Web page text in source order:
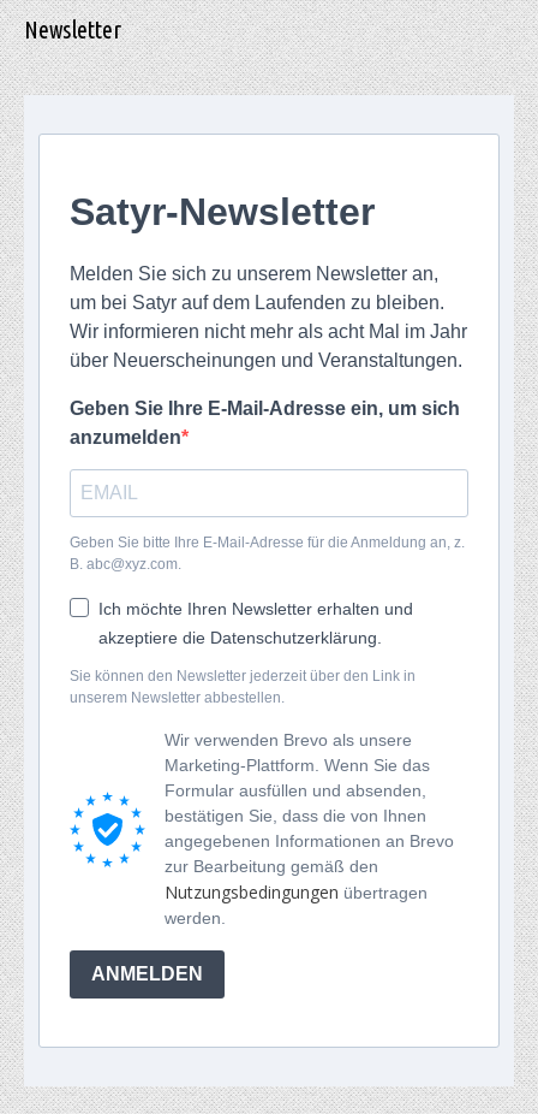
Newsletter
Satyr-Newsletter
Melden Sie sich zu unserem Newsletter an,
um bei Satyr auf dem Laufenden zu bleiben.
Wir informieren nicht mehr als acht Mal im Jahr
über Neuerscheinungen und Veranstaltungen.
Geben Sie Ihre E-Mail-Adresse ein, um sich
anzumelden
Geben Sie bitte Ihre E-Mail-Adresse für die Anmeldung an, z.
B. abc@xyz.com.
Ich möchte Ihren Newsletter erhalten und
akzeptiere die Datenschutzerklärung.
Sie können den Newsletter jederzeit über den Link in
unserem Newsletter abbestellen.
Wir verwenden Brevo als unsere
Marketing-Plattform. Wenn Sie das
Formular ausfüllen und absenden,
bestätigen Sie, dass die von Ihnen
angegebenen Informationen an Brevo
zur Bearbeitung gemäß den
Nutzungsbedingungen übertragen
werden.
ANMELDEN